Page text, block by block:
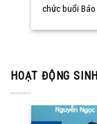
chức buổi Báo
HOẠT ĐỘNG